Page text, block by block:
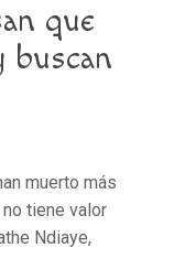
que
buscan
muerto más
tiene valor
Ndiaye,